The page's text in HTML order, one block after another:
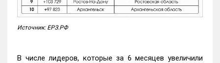
Источник: ЕРЗ.РФ
В числе лидеров, которые за 6 месяцев увеличили